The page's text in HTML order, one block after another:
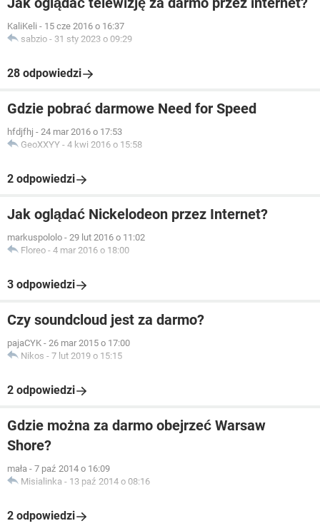
KaliKeli - 15 cze 2016 o 16:37
sabzio - 31 sty 2023 o 09:29
28 odpowiedzi
Gdzie pobrać darmowe Need for Speed
hfdjfhj - 24 mar 2016 o 17:53
GeoXXYY - 4 kwi 2016 o 15:58
2 odpowiedzi
Jak oglądać Nickelodeon przez Internet?
markuspololo - 29 lut 2016 o 11:02
Floreo - 4 mar 2016 o 18:00
3 odpowiedzi
Czy soundcloud jest za darmo?
pajaCYK - 26 mar 2015 o 17:00
Nikos - 7 lut 2019 o 15:15
2 odpowiedzi
Gdzie można za darmo obejrzeć Warsaw
Shore?
mała - 7 paź 2014 o 16:09
Misialinka - 13 paź 2014 o 08:16
2 odpowiedzi